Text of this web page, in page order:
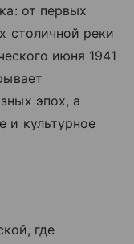
от первых
столичной реки
июня 1941
эпох, а
и культурное
где